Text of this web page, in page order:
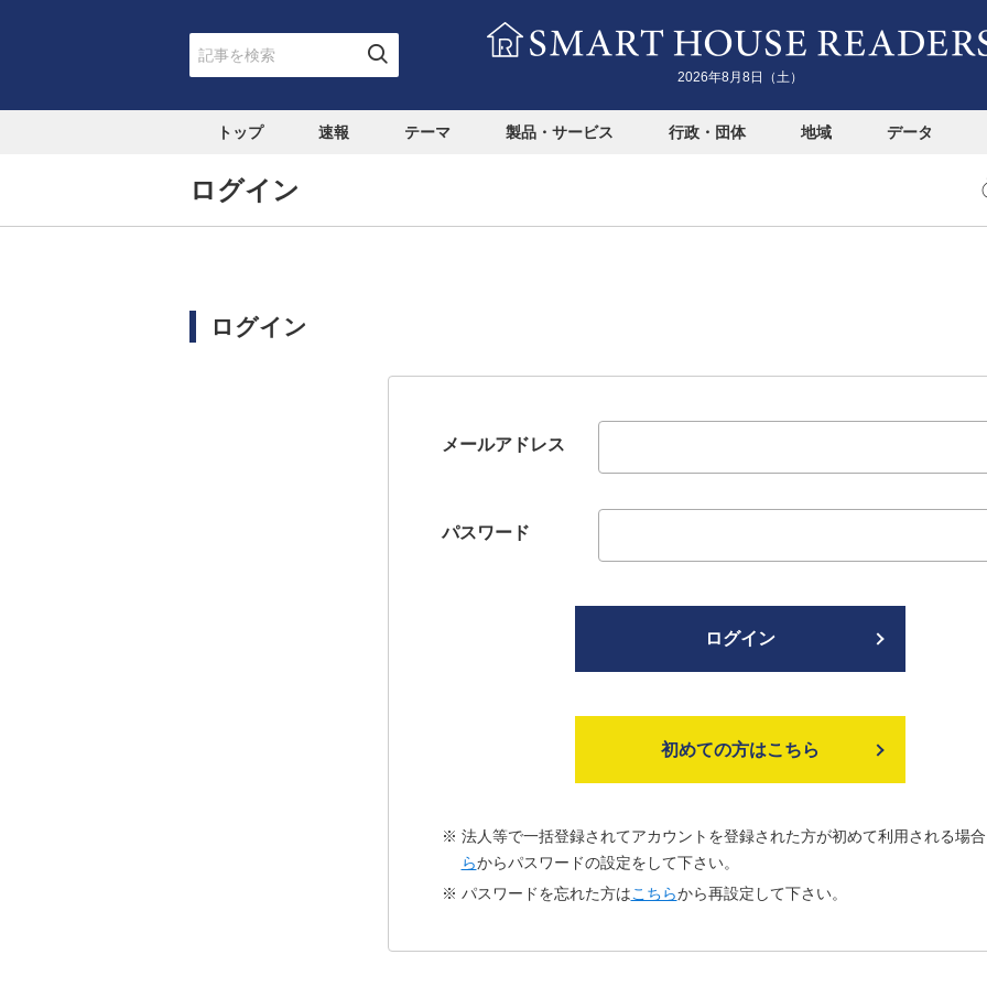
2026年8月8日（土）
トップ 速報 テーマ 製品・サービス 行政・団体 地域 データ
ログイン
ログイン
メールアドレス
パスワード
ログイン
初めての方はこちら
法人等で一括登録されてアカウントを登録された方が初めて利用される場
らからパスワードの設定をして下さい。
パスワードを忘れた方はこちらから再設定して下さい。